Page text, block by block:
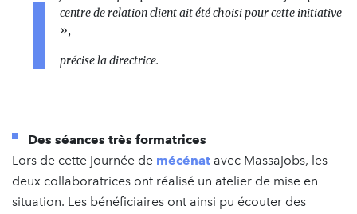
centre de relation client ait été choisi pour cette initiative
»,
précise la directrice.
Des séances très formatrices
Lors de cette journée de mécénat avec Massajobs, les
deux collaboratrices ont réalisé un atelier de mise en
situation. Les bénéficiaires ont ainsi pu écouter des